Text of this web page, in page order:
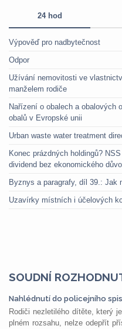
24 hod
Výpověď pro nadbytečnost
Odpor
Užívání nemovitosti ve
manželem rodiče
Nařízení o obalech a obalových
obalů v Evropské unii
Urban waste water treatment
Konec prázdných holdingů?
dividend bez ekonomického
Byznys a paragrafy, díl 39.: Jak
Uzavírky místních i účelových
SOUDNÍ
Nahlédnutí do policejního
Rodiči nezletilého dítěte, který
plném rozsahu, nelze odepřít